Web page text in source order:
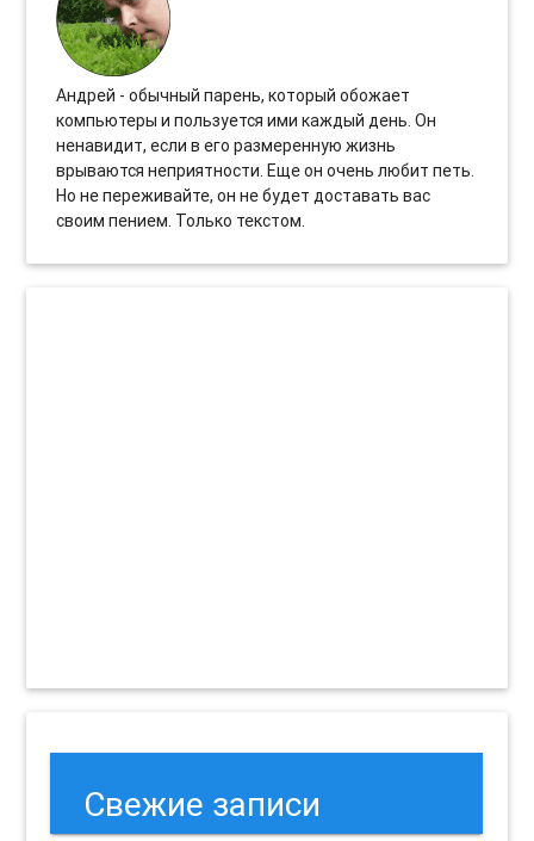
Андрей - обычный парень, который обожает
компьютеры и пользуется ими каждый день. Он
ненавидит, если в его размеренную жизнь
врываются неприятности. Еще он очень любит петь.
Но не переживайте, он не будет доставать вас
своим пением. Только текстом.
Свежие записи